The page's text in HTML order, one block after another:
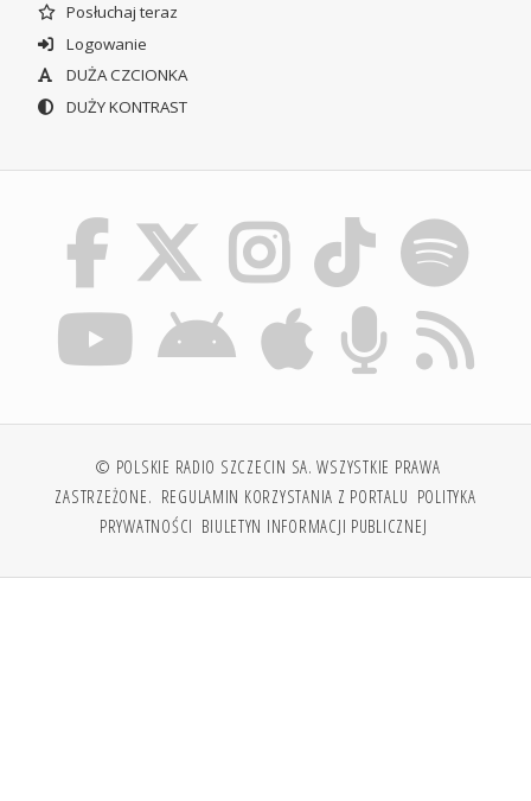
Posłuchaj teraz
Logowanie
DUŻA CZCIONKA
DUŻY KONTRAST
© POLSKIE RADIO SZCZECIN SA. WSZYSTKIE PRAWA
ZASTRZEŻONE. REGULAMIN KORZYSTANIA Z PORTALU POLITYKA
PRYWATNOŚCI BIULETYN INFORMACJI PUBLICZNEJ